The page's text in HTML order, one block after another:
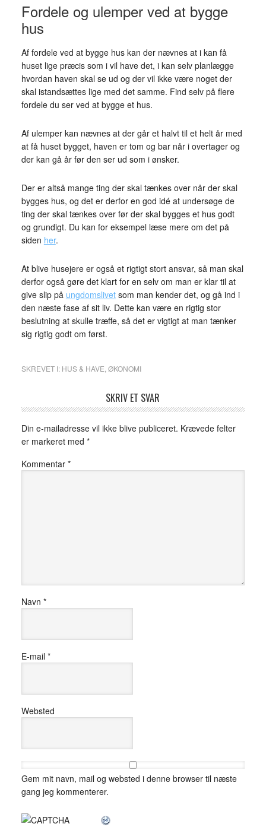
Fordele og ulemper ved at bygge
hus
Af fordele ved at bygge hus kan der nævnes at i kan få
huset lige præcis som i vil have det, i kan selv planlægge
hvordan haven skal se ud og der vil ikke være noget der
skal istandsættes lige med det samme. Find selv på flere
fordele du ser ved at bygge et hus.
Af ulemper kan nævnes at der går et halvt til et helt år med
at få huset bygget, haven er tom og bar når i overtager og
der kan gå år før den ser ud som i ønsker.
Der er altså mange ting der skal tænkes over når der skal
bygges hus, og det er derfor en god idé at undersøge de
ting der skal tænkes over før der skal bygges et hus godt
og grundigt. Du kan for eksempel læse mere om det på
siden her.
At blive husejere er også et rigtigt stort ansvar, så man skal
derfor også gøre det klart for en selv om man er klar til at
give slip på ungdomslivetsom man kender det, og gå ind i
den næste fase af sit liv. Dette kan være en rigtig stor
beslutning at skulle træffe, så det er vigtigt at man tænker
sig rigtig godt om først.
SKREVET I: HUS & HAVE ØKONOMI
SKRIV ET SVAR
Din e-mailadresse vil ikke blive publiceret. Krævede felter
er markeret med *
Kommentar *
Navn *
E-mail *
Websted
Gem mit navn, mail og websted i denne browser til næste
gang jeg kommenterer.